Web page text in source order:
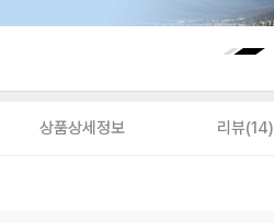
상품상세정보 리뷰(14)